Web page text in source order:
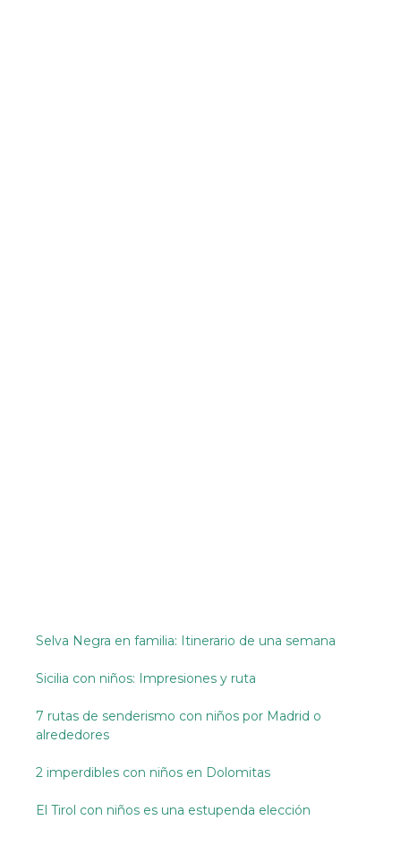
Selva Negra en familia: Itinerario de una semana
Sicilia con niños: Impresiones y ruta
7 rutas de senderismo con niños por Madrid o
alrededores
2 imperdibles con niños en Dolomitas
El Tirol con niños es una estupenda elección